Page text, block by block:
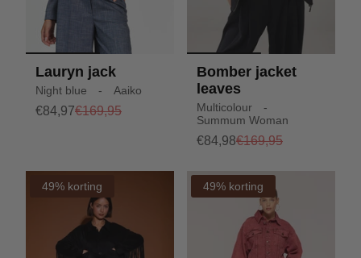
Lauryn jack
Night blue - Aaiko
€84,97€169,95
Bomber jacket
leaves
Multicolour -
Summum Woman
€84,98€169,95
49% korting 49% korting